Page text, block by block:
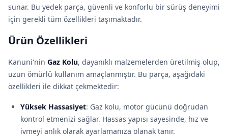
sunar. Bu yedek parça, güvenli ve konforlu bir sürüş deneyimi
için gerekli tüm özellikleri taşımaktadır.
Ürün Özellikleri
Kanuni'nin Gaz Kolu, dayanıklı malzemelerden üretilmiş olup,
uzun ömürlü kullanım amaçlanmıştır. Bu parça, aşağıdaki
özellikleri ile dikkat çekmektedir:
Yüksek Hassasiyet: Gaz kolu, motor gücünü doğrudan
kontrol etmenizi sağlar. Hassas yapısı sayesinde, hız ve
ivmeyi anlık olarak ayarlamanıza olanak tanır.